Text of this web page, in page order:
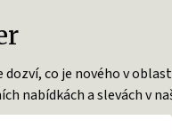
dozví, co je nového v
nabídkách a slevách v